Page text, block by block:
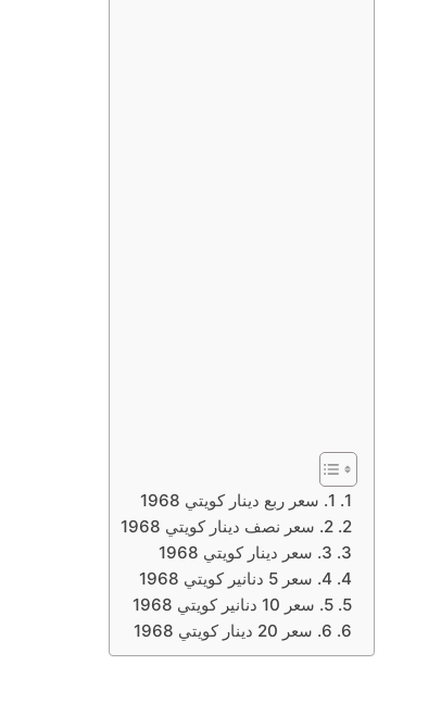
1. سعر ربع دينار كويتي 1968
2. سعر نصف دينار كويتي 1968
3. سعر دينار كويتي 1968
4. سعر 5 دنانير كويتي 1968
5. سعر 10 دنانير كويتي 1968
6. سعر 20 دينار كويتي 1968